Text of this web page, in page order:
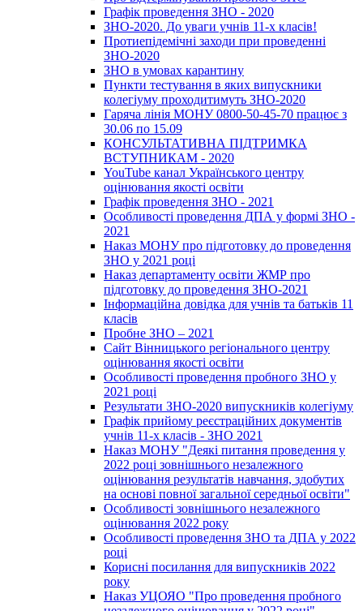
Графік проведення ЗНО - 2020
ЗНО-2020. До уваги учнів 11-х класів!
Протиепідемічні заходи при проведенні
ЗНО-2020
ЗНО в умовах карантину
Пункти тестування в яких випускники
колегіуму проходитимуть ЗНО-2020
Гаряча лінія МОНУ 0800-50-45-70 працює з
30.06 по 15.09
КОНСУЛЬТАТИВНА ПІДТРИМКА
ВСТУПНИКАМ - 2020
YouTube канал Українського центру
оцінювання якості освіти
Графік проведення ЗНО - 2021
Особливості проведення ДПА у формі ЗНО -
2021
Наказ МОНУ про підготовку до проведення
ЗНО у 2021 році
Наказ департаменту освіти ЖМР про
підготовку до проведення ЗНО-2021
Інформаційна довідка для учнів та батьків 11
класів
Пробне ЗНО – 2021
Сайт Вінницького регіонального центру
оцінювання якості освіти
Особливості проведення пробного ЗНО у
2021 році
Результати ЗНО-2020 випускників колегіуму
Графік прийому реєстраційних документів
учнів 11-х класів - ЗНО 2021
Наказ МОНУ "Деякі питання проведення у
2022 році зовнішнього незалежного
оцінювання результатів навчання, здобутих
на основі повної загальної середньої освіти"
Особливості зовнішнього незалежного
оцінювання 2022 року
Особливості проведення ЗНО та ДПА у 2022
році
Корисні посилання для випускників 2022
року
Наказ УЦОЯО "Про проведення пробного